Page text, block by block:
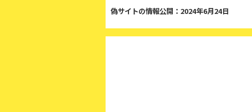
偽サイトの情報公開：2024年6月24日